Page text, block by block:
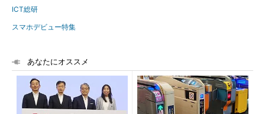
ICT総研
スマホデビュー特集
あなたにオススメ